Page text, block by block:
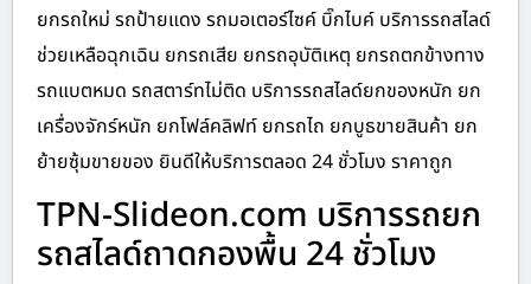
ยกรถใหม่ รถป้ายแดง รถมอเตอร์ไซค์ บิ๊กไบค์ บริการรถสไลด์
ช่วยเหลือฉุกเฉิน ยกรถเสีย ยกรถอุบัติเหตุ ยกรถตกข้างทาง
รถแบตหมด รถสตาร์ทไม่ติด บริการรถสไลด์ยกของหนัก ยก
เครื่องจักร์หนัก ยกโฟล์คลิฟท์ ยกรถไถ ยกบูธขายสินค้า ยก
ย้ายซุ้มขายของ ยินดีให้บริการตลอด 24 ชั่วโมง ราคาถูก
TPN-Slideon.com บริการรถยก
รถสไลด์ถาดกองพื้น 24 ชั่วโมง